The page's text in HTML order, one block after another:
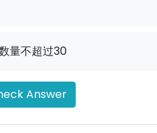
量不超过30
Answer